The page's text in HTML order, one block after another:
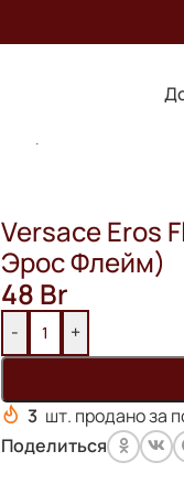
Versace Eros
Эрос Флейм)
48 Br
- +
3 шт. продано за
Поделиться